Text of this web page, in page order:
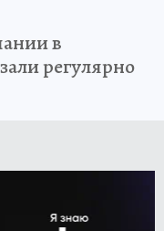
в
регулярно